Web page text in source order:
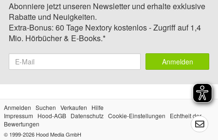
Abonniere jetzt unseren Newsletter und erhalte exklusive
Rabatte und Neuigkeiten.
Extra-Bonus: 60 Tage Nextory kostenlos - Zugriff auf 1,4
Mio. Hörbücher & E-Books.*
Anmelden
Anmelden Suchen Verkaufen
Hilfe
Impressum
Hood-AGB Datenschutz Cookie-Einstellungen
Echtheit der
Bewertungen
© 1999-2026 Hood Media GmbH